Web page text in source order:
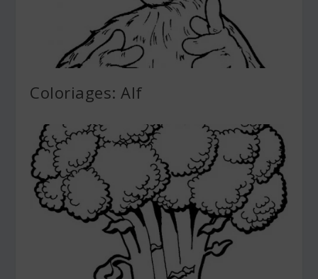
Coloriages: Alf